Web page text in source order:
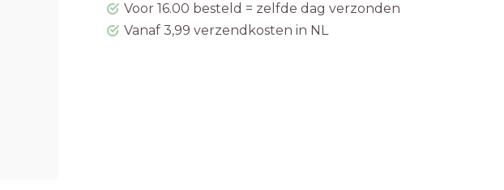
Voor 16.00 besteld = zelfde dag verzonden
Vanaf 3,99 verzendkosten in NL